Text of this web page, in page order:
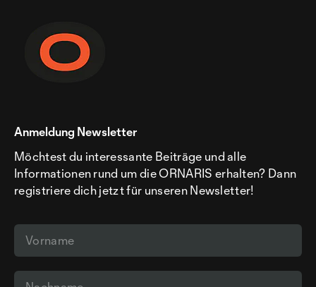
Anmeldung Newsletter
Möchtest du interessante Beiträge und alle
Informationen rund um die ORNARIS erhalten? Dann
registriere dich jetzt für unseren Newsletter!